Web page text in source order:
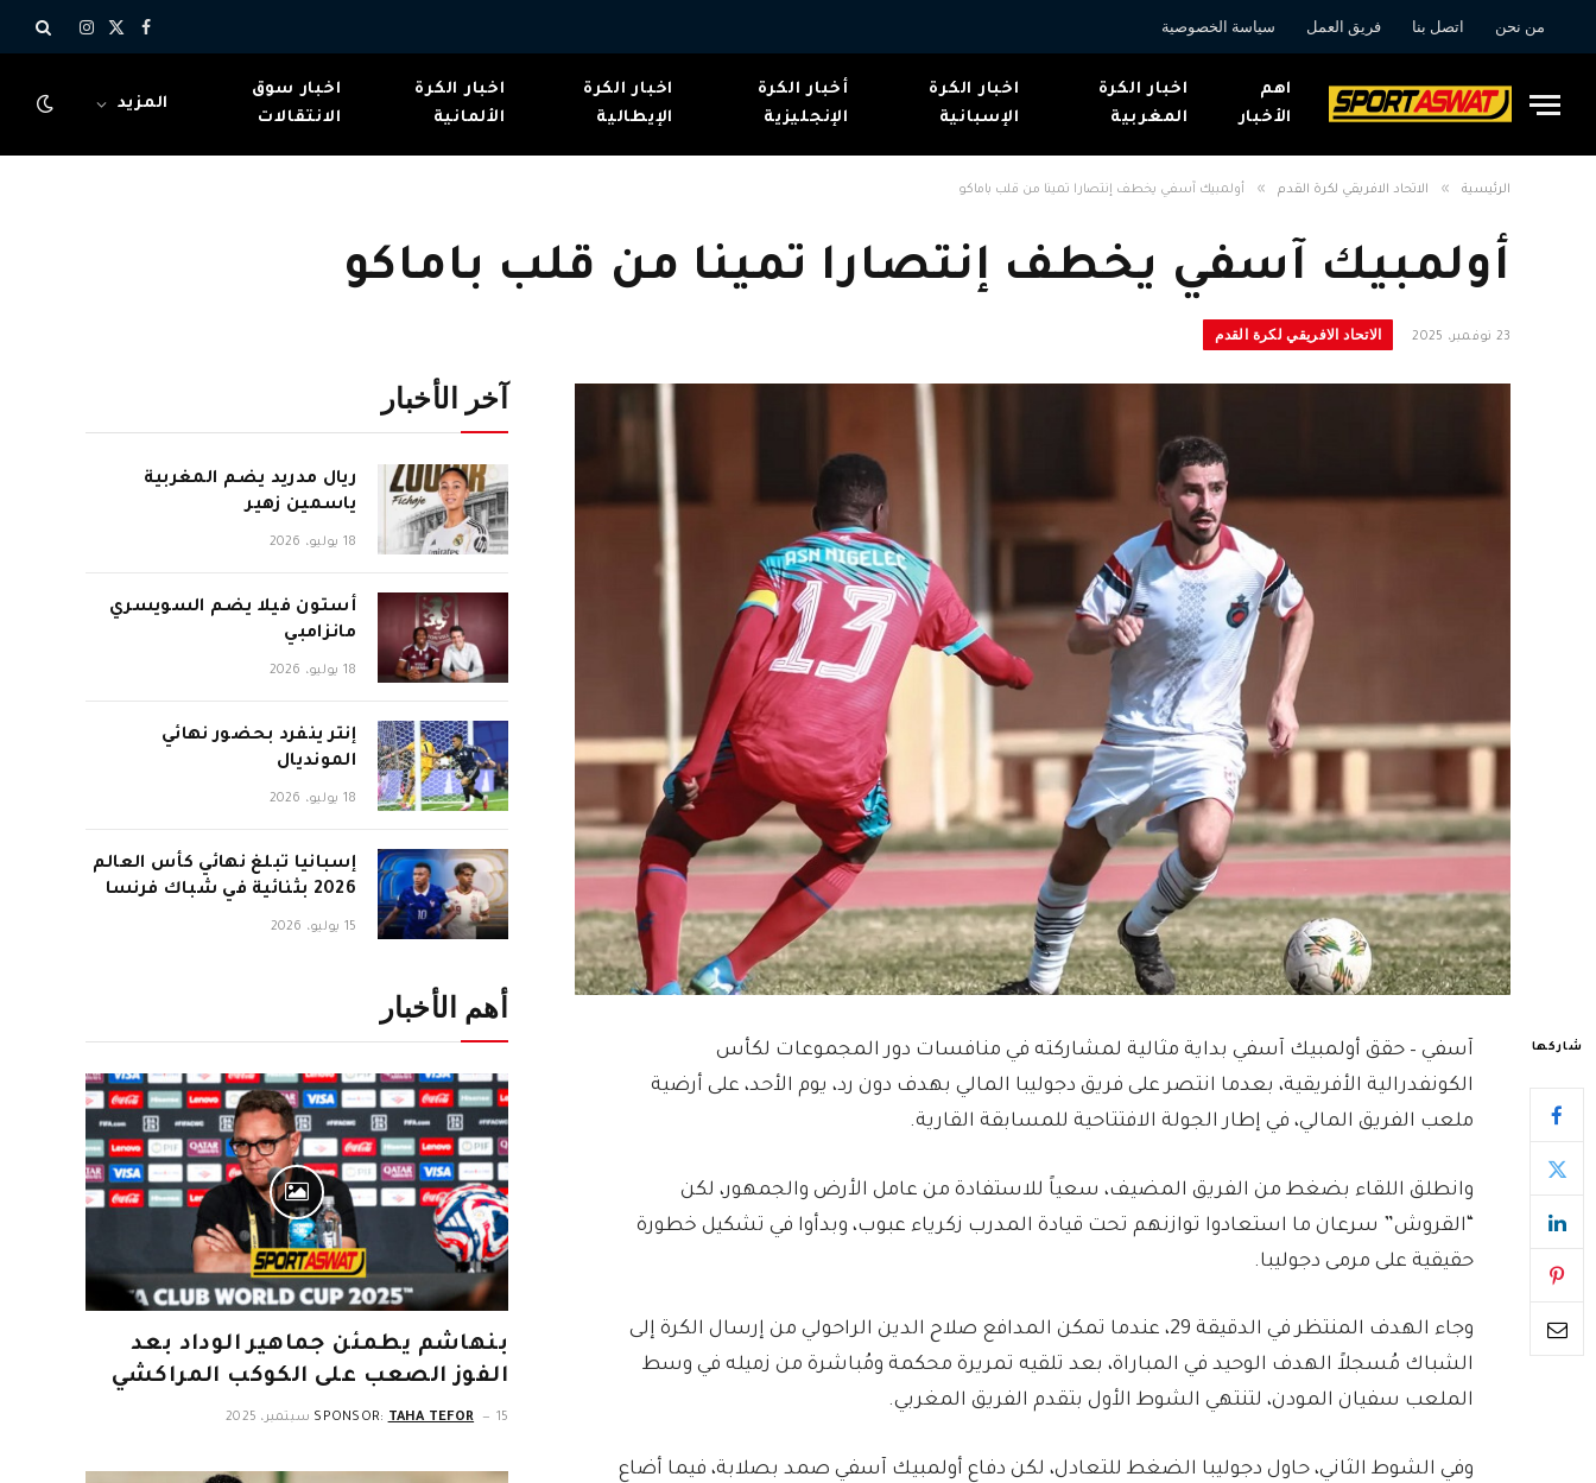
من نحن اتصل بنا فريق العمل سياسة الخصوصية
فيسبوك
X
الانستغرام
اهم
الأخبار
اخبار الكرة
المغربية
اخبار الكرة
الإسبانية
أخبار الكرة
الإنجليزية
اخبار الكرة
الإيطالية
اخبار الكرة
الألمانية
اخبار سوق
الانتقالات
المزيد
الرئيسية » الاتحاد الافريقي لكرة القدم » أولمبيك آسفي يخطف إنتصارا تمينا من قلب باماكو
أولمبيك آسفي يخطف إنتصارا تمينا من قلب باماكو
23 نوفمبر، 2025 الاتحاد الافريقي لكرة القدم
شاركها
آسفي – حقق أولمبيك آسفي بداية مثالية لمشاركته في منافسات دور المجموعات لكأس
الكونفدرالية الأفريقية، بعدما انتصر على فريق دجوليبا المالي بهدف دون رد، يوم الأحد، على أرضية
ملعب الفريق المالي، في إطار الجولة الافتتاحية للمسابقة القارية.
وانطلق اللقاء بضغط من الفريق المضيف، سعياً للاستفادة من عامل الأرض والجمهور، لكن
“القروش” سرعان ما استعادوا توازنهم تحت قيادة المدرب زكرياء عبوب، وبدأوا في تشكيل خطورة
حقيقية على مرمى دجوليبا.
وجاء الهدف المنتظر في الدقيقة 29، عندما تمكن المدافع صلاح الدين الراحولي من إرسال الكرة إلى
الشباك مُسجلاً الهدف الوحيد في المباراة، بعد تلقيه تمريرة محكمة ومُباشرة من زميله في وسط
الملعب سفيان المودن، لتنتهي الشوط الأول بتقدم الفريق المغربي.
وفي الشوط الثاني، حاول دجوليبا الضغط للتعادل، لكن دفاع أولمبيك آسفي صمد بصلابة، فيما أضاع
آخر الأخبار
ريال مدريد يضم المغربية
ياسمين زهير
18 يوليو، 2026
أستون فيلا يضم السويسري
مانزامبي
18 يوليو، 2026
إنتر ينفرد بحضور نهائي
المونديال
18 يوليو، 2026
إسبانيا تبلغ نهائي كأس العالم
2026 بثنائية في شباك فرنسا
15 يوليو، 2026
أهم الأخبار
بنهاشم يطمئن جماهير الوداد بعد
الفوز الصعب على الكوكب المراكشي
SPONSOR: TAHA TEFOR 15 سبتمبر، 2025